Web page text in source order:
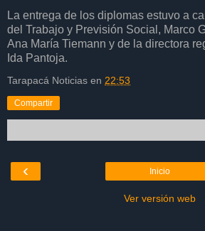
La entrega de los diplomas estuvo a
del Trabajo y Previsión Social, Marco
Ana María Tiemann y de la directora
Ida Pantoja.
Tarapacá Noticias en 22:53
Compartir
‹ Inicio
Ver versión web